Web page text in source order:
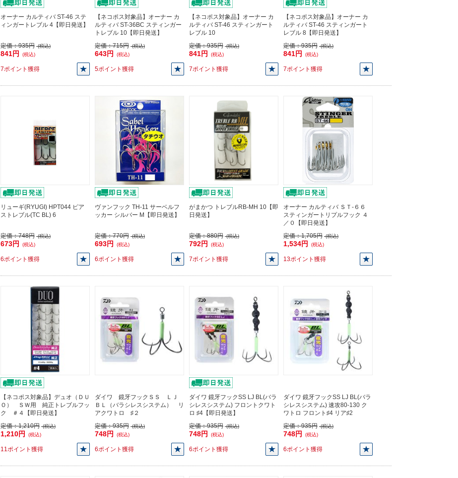
オーナー カルティバ ST-46 ステ
ィンガートレブル 4【即日発送】
定価：935円 (税込)
841円 (税込)
7ポイント獲得
【ネコポス対象品】オーナー カ
ルティバ ST-36BC スティンガー
トレブル 10【即日発送】
定価：715円 (税込)
643円 (税込)
5ポイント獲得
【ネコポス対象品】オーナー カ
ルティバ ST-46 スティンガート
レブル 10
定価：935円 (税込)
841円 (税込)
7ポイント獲得
【ネコポス対象品】オーナー カ
ルティバ ST-46 スティンガート
レブル 8【即日発送】
定価：935円 (税込)
841円 (税込)
7ポイント獲得
リューギ(RYUGI) HPT044 ピア
ストレブル(TC BL) 6
定価：748円 (税込)
673円 (税込)
6ポイント獲得
ヴァンフック TH-11 サーベルフ
ッカー シルバー M【即日発送】
定価：770円 (税込)
693円 (税込)
6ポイント獲得
がまかつ トレブルRB-MH 10【即
日発送】
定価：880円 (税込)
792円 (税込)
7ポイント獲得
オーナー カルティバ ＳＴ-６６
スティンガートリプルフック ４
／０【即日発送】
定価：1,705円 (税込)
1,534円 (税込)
13ポイント獲得
【ネコポス対象品】デュオ（ＤＵ
Ｏ） ＳＷ用 純正トレブルフッ
ク ＃４【即日発送】
定価：1,210円 (税込)
1,210円 (税込)
11ポイント獲得
ダイワ 鏡牙フックＳＳ ＬＪ
ＢＬ（バラシレスシステム） リ
アクワトロ ♯２
定価：935円 (税込)
748円 (税込)
6ポイント獲得
ダイワ 鏡牙フックSS LJ BL(バラ
シレスシステム) フロントクワト
ロ ♯4【即日発送】
定価：935円 (税込)
748円 (税込)
6ポイント獲得
ダイワ 鏡牙フックSS LJ BL(バラ
シレスシステム) 速攻80-130 ク
ワトロ フロント♯4 リア♯2
定価：935円 (税込)
748円 (税込)
6ポイント獲得